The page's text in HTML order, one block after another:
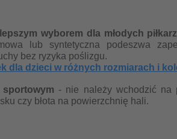
wyborem dla młodych
lub syntetyczna podeszwa
bez ryzyka poślizgu.
dla dzieci w różnych rozmiarach i
- nie należy wchodzić na
czy błota na powierzchnię hali.